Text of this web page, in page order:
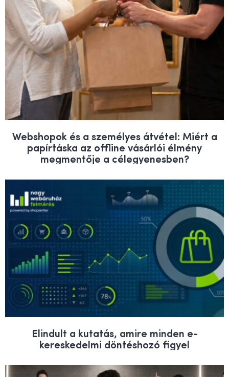
Webshopok és a személyes átvétel: Miért a
papírtáska az offline vásárlói élmény
megmentője a célegyenesben?
Elindult a kutatás, amire minden e-
kereskedelmi döntéshozó figyel